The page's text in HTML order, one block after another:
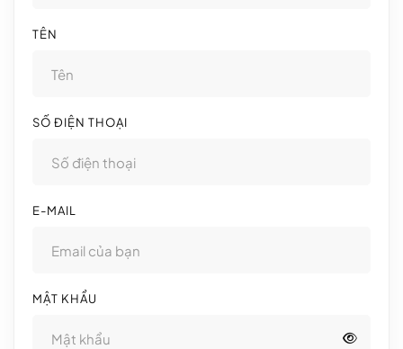
TÊN
SỐ ĐIỆN THOẠI
E-MAIL
MẬT KHẨU